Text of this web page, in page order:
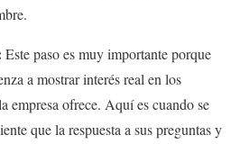
Este paso es muy importante porque
a mostrar interés real en los
empresa ofrece. Aquí es cuando se
que la respuesta a sus preguntas y